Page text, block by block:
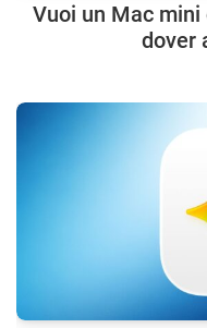
Vuoi un Mac
dover